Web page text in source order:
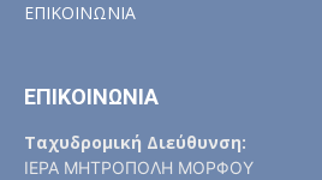
ΕΠΙΚΟΙΝΩΝΙΑ
ΕΠΙΚΟΙΝΩΝΙΑ
Ταχυδρομική Διεύθυνση:
ΙΕΡΑ ΜΗΤΡΟΠΟΛΗ ΜΟΡΦΟΥ